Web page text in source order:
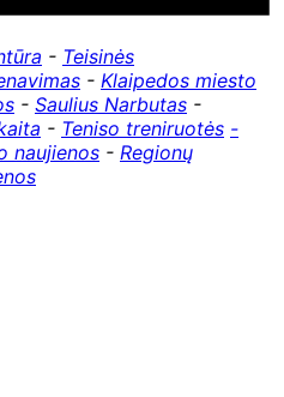
- Teisinės
- Klaipedos miesto
- Saulius Narbutas -
- Teniso treniruotės -
naujienos - Regionų